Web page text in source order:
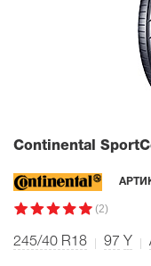
Continental
(2)
245/40 R18 97 Y